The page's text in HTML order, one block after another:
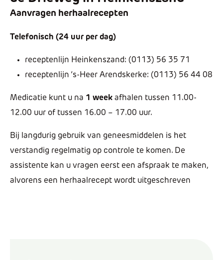
Aanvragen herhaalrecepten
Telefonisch (24 uur per dag)
receptenlijn Heinkenszand: (0113) 56 35 71
receptenlijn ’s-Heer Arendskerke: (0113) 56 44 08
Medicatie kunt u na 1 week afhalen tussen 11.00-
12.00 uur of tussen 16.00 – 17.00 uur.
Bij langdurig gebruik van geneesmiddelen is het
verstandig regelmatig op controle te komen. De
assistente kan u vragen eerst een afspraak te maken,
alvorens een herhaalrecept wordt uitgeschreven